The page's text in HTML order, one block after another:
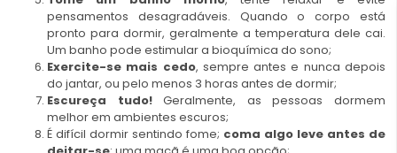
pensamentos desagradáveis. Quando o corpo está
pronto para dormir, geralmente a temperatura dele cai.
Um banho pode estimular a bioquímica do sono;
Exercite-se mais cedo, sempre antes e nunca depois
do jantar, ou pelo menos 3 horas antes de dormir;
Escureça tudo!Geralmente, as pessoas dormem
melhor em ambientes escuros;
É difícil dormir sentindo fome; coma algo leve antes de